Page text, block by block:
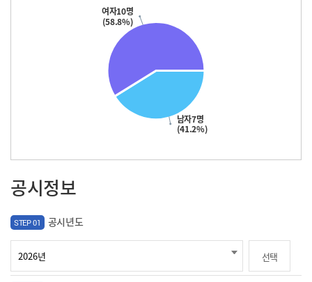
남자7명
(41.2%)
여자10명
(58.8%)
공시정보
STEP 01 공시년도
선택